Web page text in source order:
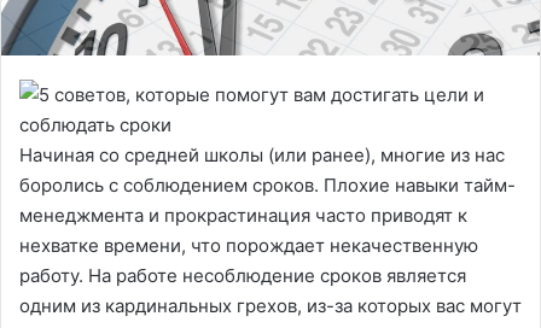
Начиная со средней школы (или ранее), многие из нас
боролись с соблюдением сроков. Плохие навыки тайм-
менеджмента и прокрастинация часто приводят к
нехватке времени, что порождает некачественную
работу. На работе несоблюдение сроков является
одним из кардинальных грехов, из-за которых вас могут